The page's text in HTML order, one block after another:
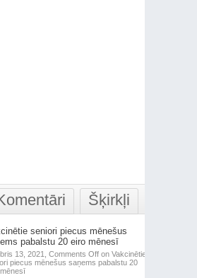
Šķirkļi
seniori piecus mēnešus
pabalstu 20 eiro mēnesī
13, 2021, Comments Offon Vakcinētie
piecus mēnešus saņems pabalstu 20